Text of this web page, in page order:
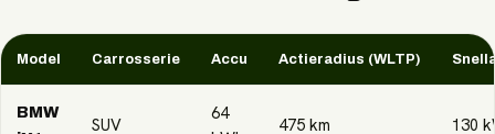
Model Carrosserie Accu Actieradius (WLTP)
BMW
SUV
64
475 km 130